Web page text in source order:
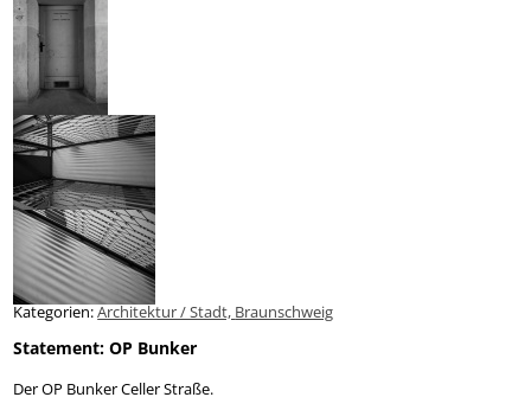
Kategorien:Architektur / Stadt, Braunschweig
Statement: OP Bunker
Der OP Bunker Celler Straße.